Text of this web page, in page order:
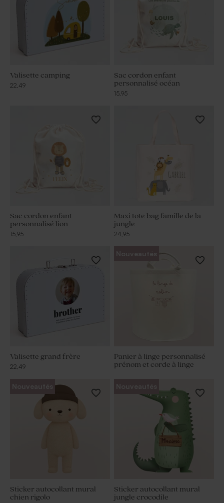
Valisette camping
22,49
Sac cordon enfant
personnalisé océan
15,95
Sac cordon enfant
personnalisé lion
15,95
Maxi tote bag famille de la
jungle
24,95
Valisette grand frère
22,49
Nouveautés
Panier à linge personnalisé
prénom et corde à linge
Nouveautés
Sticker autocollant mural
chien rigolo
Nouveautés
Sticker autocollant mural
jungle crocodile